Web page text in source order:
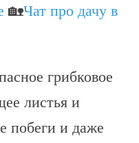
🏡Чат про дачу в
грибковое
листья и
побеги и даже